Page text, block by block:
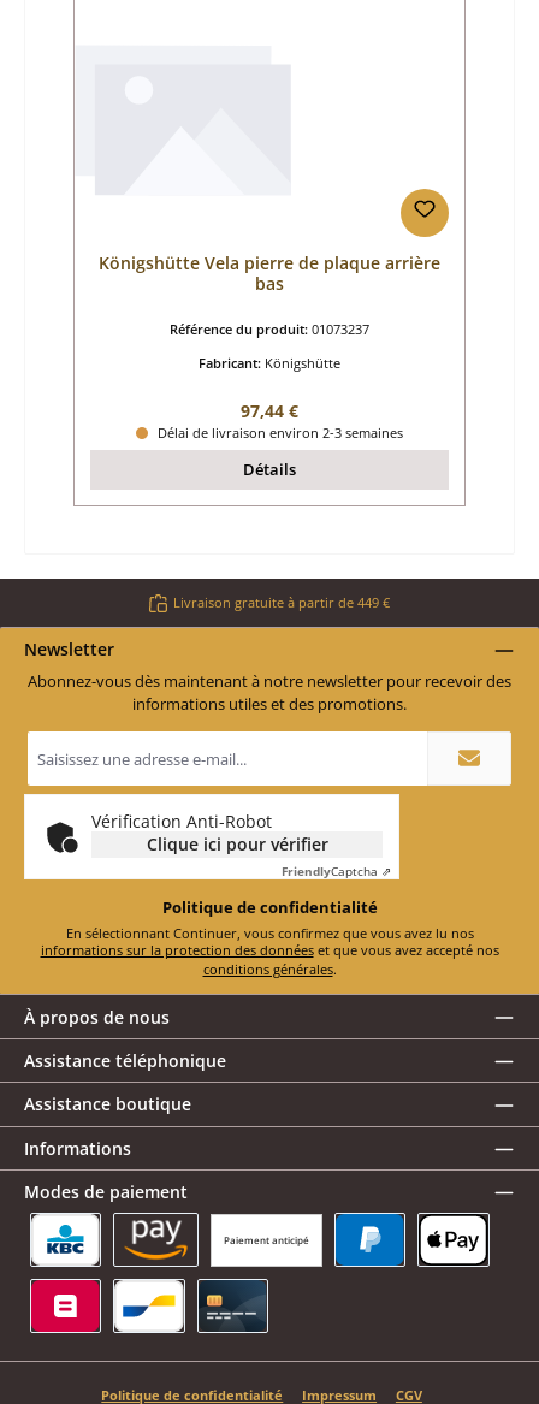
Königshütte Vela pierre de plaque arrière
bas
Référence du produit: 01073237
Fabricant: Königshütte
Prix régulier :
97,44 €
Délai de livraison environ 2-3 semaines
Détails
Livraison gratuite à partir de 449 €
Newsletter
Abonnez-vous dès maintenant à notre newsletter pour recevoir des
informations utiles et des promotions.
e-
mail
*
Vérification Anti-Robot
Clique ici pour vérifier
FriendlyCaptcha ⇗
Politique de confidentialité
En sélectionnant Continuer, vous confirmez que vous avez lu nos
informations sur la protection des données
et que vous avez accepté nos
conditions générales.
À propos de nous
Assistance téléphonique
Assistance boutique
Informations
Modes de paiement
Paiement anticipé
KBC/CBC Payment Button
Amazon Pay
Politique de confidentialité Impressum CGV